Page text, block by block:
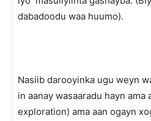
dabadoodu waa huumo).
Nasiib darooyinka ugu weyn
in aanay wasaaradu hayn ama
exploration) ama aan ogayn